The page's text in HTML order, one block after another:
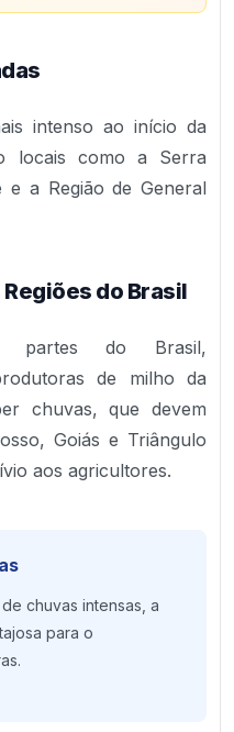
intenso ao início da
locais como a Serra
e a Região de General
do Brasil
partes do Brasil,
de milho da
chuvas, que devem
Goiás e Triângulo
aos agricultores.
chuvas intensas, a
para o